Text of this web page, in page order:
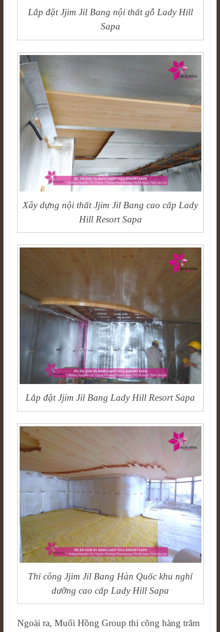
Lắp đặt Jjim Jil Bang nội thất gỗ Lady Hill
Sapa
Xây dựng nội thất Jjim Jil Bang cao cấp Lady
Hill Resort Sapa
Lắp đặt Jjim Jil Bang Lady Hill Resort Sapa
Thi công Jjim Jil Bang Hàn Quốc khu nghỉ
dưỡng cao cấp Lady Hill Sapa
Ngoài ra, Muối Hồng Group thi công hàng trăm